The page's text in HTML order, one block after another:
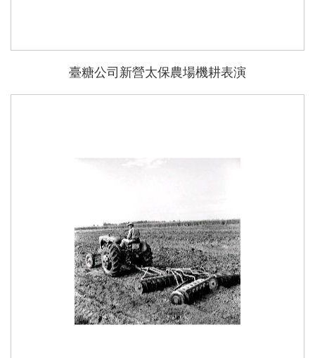
臺糖公司新營太保農場機耕表演